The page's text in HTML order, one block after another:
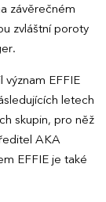
závěrečném
zvláštní poroty
význam EFFIE
letech
skupin, pro něž
AKA
EFFIE je také